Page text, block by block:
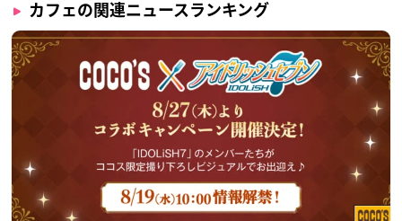
カフェの関連ニュースランキング